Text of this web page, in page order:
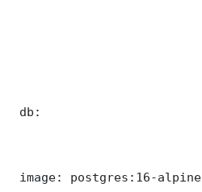
db:
image: postgres:16-alpine